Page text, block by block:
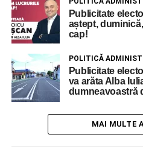
Publicitate
aștept,
cap!
POLITICĂ
Publicitate
va arăta Alba
dumneavoastră
MAI MULTE